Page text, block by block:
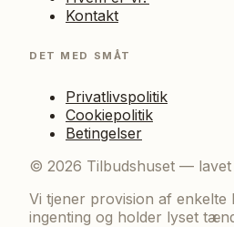
Kontakt
DET MED SMÅT
Privatlivspolitik
Cookiepolitik
Betingelser
© 2026 Tilbudshuset — lavet
Vi tjener provision af enkelte
ingenting og holder lyset